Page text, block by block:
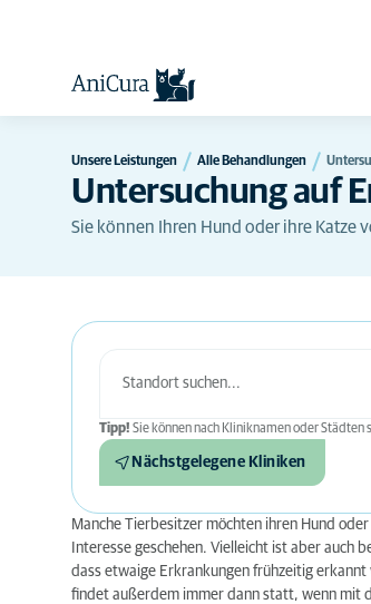
Unsere Leistungen Alle Behandlungen
Untersuchung auf
Sie können Ihren Hund oder ihre Katze
Tipp! Sie können nach Kliniknamen oder Städten
Nächstgelegene Kliniken
Manche Tierbesitzer möchten ihren Hund
Interesse geschehen. Vielleicht ist aber
dass etwaige Erkrankungen frühzeitig
findet außerdem immer dann statt, wenn mit